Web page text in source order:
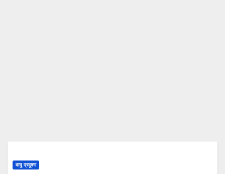
वायु प्रदूषण